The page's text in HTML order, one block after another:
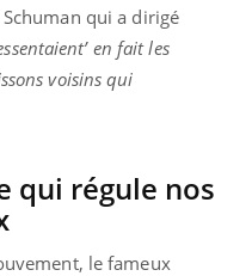
qui a dirigé
en fait les
voisins qui
qui régule nos
le fameux